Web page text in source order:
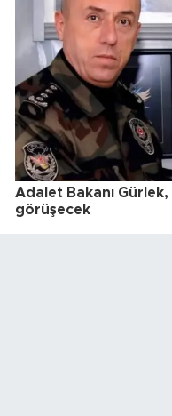
Adalet Bakanı
görüşecek